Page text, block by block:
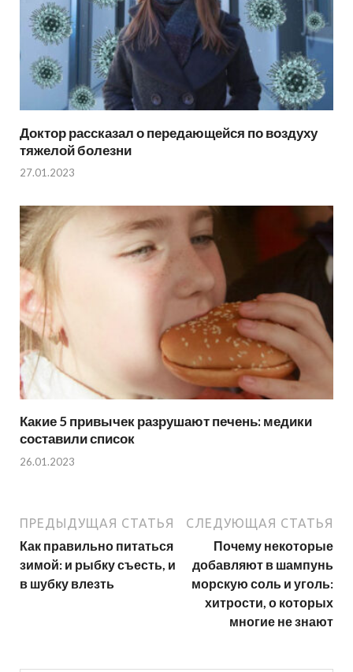
Доктор рассказал о передающейся по воздуху
тяжелой болезни
27.01.2023
Какие 5 привычек разрушают печень: медики
составили список
26.01.2023
ПРЕДЫДУЩАЯ СТАТЬЯ
Как правильно питаться
зимой: и рыбку съесть, и
в шубку влезть
СЛЕДУЮЩАЯ СТАТЬЯ
Почему некоторые
добавляют в шампунь
морскую соль и уголь:
хитрости, о которых
многие не знают